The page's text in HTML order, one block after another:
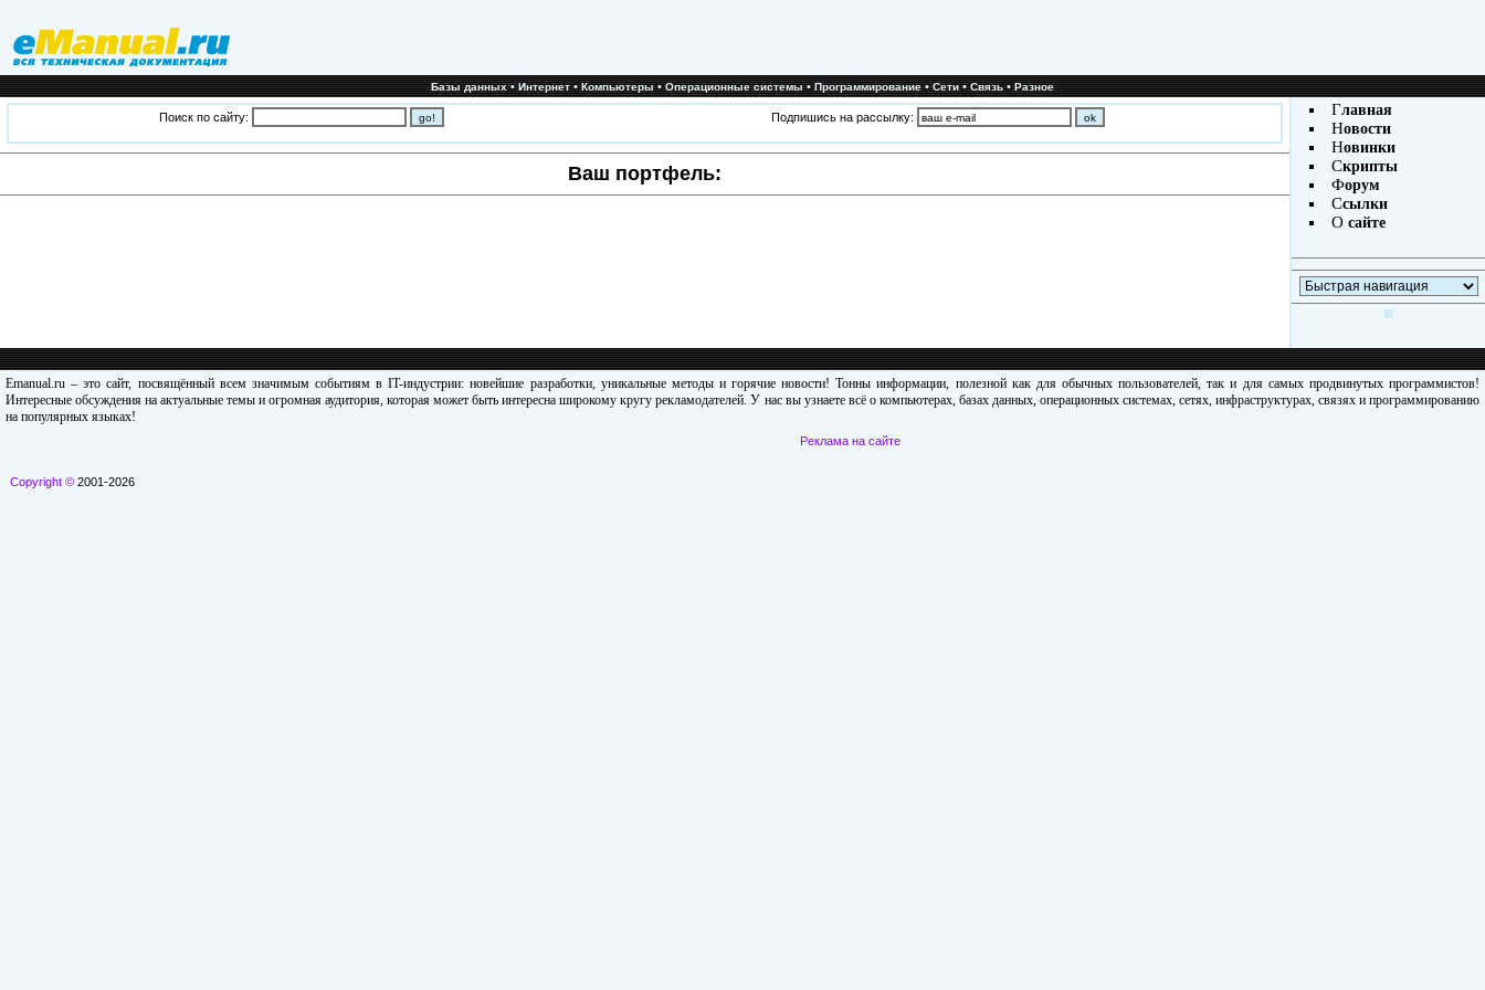
Базы данных•Интернет•Компьютеры•Операционные системы•Программирование•Сети•Связь•Разное
Поиск по сайту: Подпишись на рассылку:
Ваш портфель:
Главная
Новости
Новинки
Скрипты
Форум
Ссылки
Осайте
Emanual.ru – это сайт, посвящённый всем значимым событиям в IT-индустрии: новейшие разработки, уникальные методы и горячие новости! Тонны информации, полезной как для обычных пользователей, так и для самых продвинутых программистов!
Интересные обсуждения на актуальные темы и огромная аудитория, которая может быть интересна широкому кругу рекламодателей. У нас вы узнаете всё о компьютерах, базах данных, операционных системах, сетях, инфраструктурах, связях и программированию
на популярных языках!
Copyright © 2001-2026
Реклама на сайте